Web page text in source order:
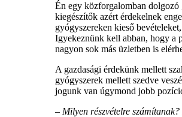
Én egy közforgalomban dolgozó
kiegészítők azért érdekelnek
gyógyszereken kieső
Igyekeznünk kell abban, hogy a
nagyon sok más üzletben is
A gazdasági érdekünk mellett
gyógyszerek mellett szedve
jogunk van úgymond jobb
– Milyen részvételre